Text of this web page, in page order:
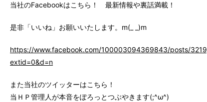
当社のFacebookはこちら！ 最新情報や裏話満載！
是非「いいね」お願いいたします。m(_ _)m
https://www.facebook.com/100003094369843/posts/
extid=0&d=n
また当社のツイッターはこちら！
当ＨＰ管理人が本音をぽろっとつぶやきます(;^ω^)